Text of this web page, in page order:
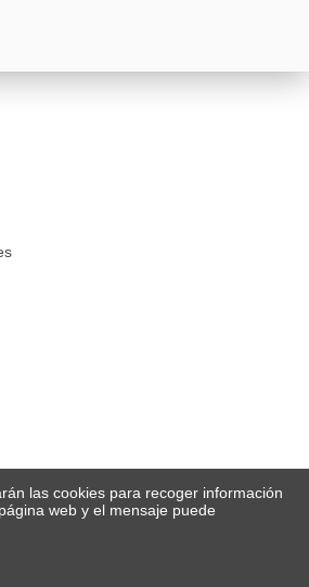
las cookies para recoger información
web y el mensaje puede